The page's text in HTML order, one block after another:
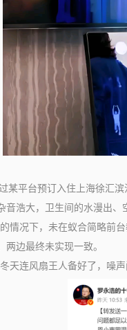
平台预订入住上海徐汇滨
大，卫生间的水漫出、
况下，未在蚁合简略前
边最终未实现一致。
连风扇王人备好了，噪